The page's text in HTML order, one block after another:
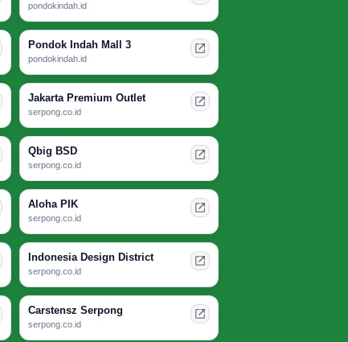
pondokindah.id
Pondok Indah Mall 3
pondokindah.id
Jakarta Premium Outlet
serpong.co.id
Qbig BSD
serpong.co.id
Aloha PIK
serpong.co.id
Indonesia Design District
serpong.co.id
Carstensz Serpong
serpong.co.id